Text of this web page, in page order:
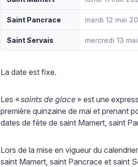
Saint Pancrace mardi 12 mai
Saint Servais mercredi 13
La date est fixe.
Les «saints de glace » est une
première quinzaine de mai et prenant
dates de fête de saint Mamert, saint
Lors de la mise en vigueur du
saint Mamert, saint Pancrace et saint